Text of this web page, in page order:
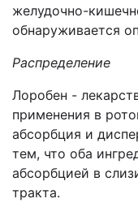
желудочно-
обнаруживается
Распределение
Лоробен -
применения в
абсорбция и
тем, что оба
абсорбцией в
тракта.